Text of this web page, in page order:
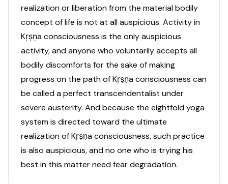
realization or liberation from the material bodily
concept of life is not at all auspicious. Activity in
Kṛṣṇa consciousness is the only auspicious
activity, and anyone who voluntarily accepts all
bodily discomforts for the sake of making
progress on the path of Kṛṣṇa consciousness can
be called a perfect transcendentalist under
severe austerity. And because the eightfold yoga
system is directed toward the ultimate
realization of Kṛṣṇa consciousness, such practice
is also auspicious, and no one who is trying his
best in this matter need fear degradation.